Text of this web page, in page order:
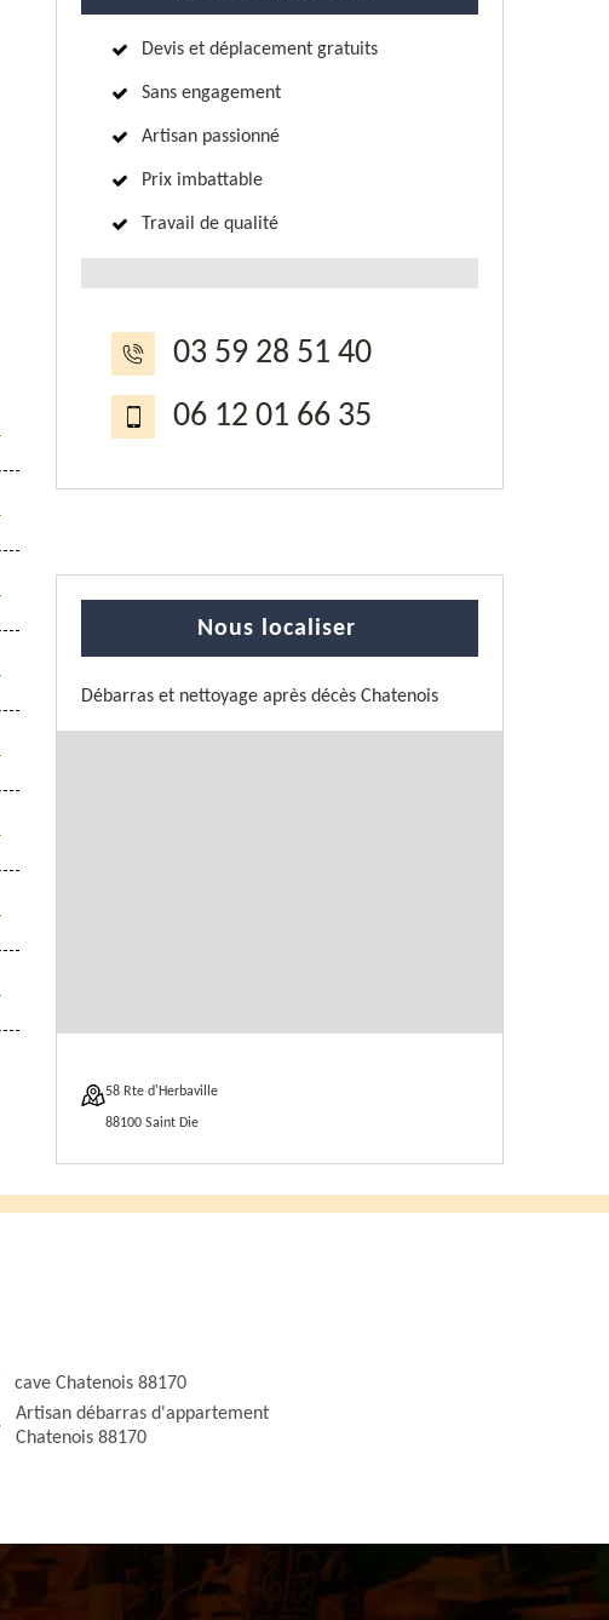
Devis et déplacement gratuits
Sans engagement
Artisan passionné
Prix imbattable
Travail de qualité
03 59 28 51 40
06 12 01 66 35
Nous localiser
Débarras et nettoyage après décès Chatenois
58 Rte d'Herbaville
88100 Saint Die
cave Chatenois 88170
Artisan débarras d'appartement
Chatenois 88170